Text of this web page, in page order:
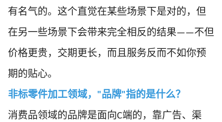
有名气的。这个直觉在某些场景下是对的，但
在另一些场景下会带来完全相反的结果——不但
价格更贵，交期更长，而且服务反而不如你预
期的贴心。
非标零件加工领域， "品牌"指的是什么？
消费品领域的品牌是面向C端的，靠广告、渠